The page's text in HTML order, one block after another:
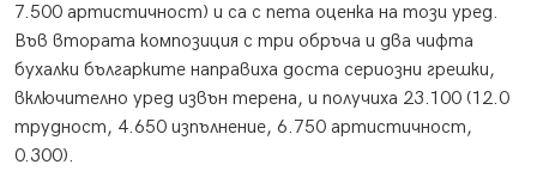
7.500 артистичност) и са с пета оценка на този уред.
Във втората композиция с три обръча и два чифта
бухалки българките направиха доста сериозни грешки,
включително уред извън терена, и получиха 23.100 (12.0
трудност, 4.650 изпълнение, 6.750 артистичност,
0.300).